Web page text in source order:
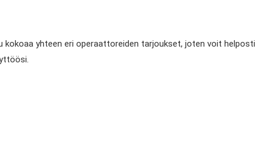
yhteen eri operaattoreiden tarjoukset, joten voit